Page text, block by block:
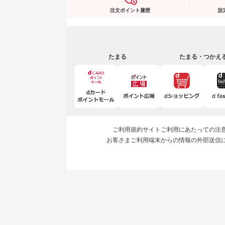
注文ポイント履歴 設
たまる たまる・つかえ
ご利用規約サイトご利用にあたっての注
お客さまご利用端末からの情報の外部送信